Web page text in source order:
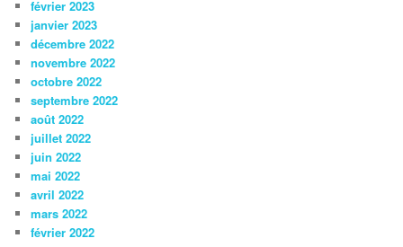
février 2023
janvier 2023
décembre 2022
novembre 2022
octobre 2022
septembre 2022
août 2022
juillet 2022
juin 2022
mai 2022
avril 2022
mars 2022
février 2022